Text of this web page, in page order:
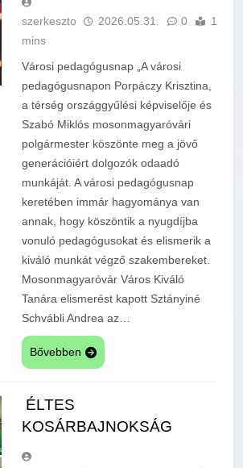
szerkeszto 2026.05.31. 0
1
mins
Városi pedagógusnap „A városi
pedagógusnapon Porpáczy Krisztina,
a térség országgyűlési képviselője és
Szabó Miklós mosonmagyaróvári
polgármester köszönte meg a jövő
generációiért dolgozók odaadó
munkáját. A városi pedagógusnap
keretében immár hagyománya van
annak, hogy köszöntik a nyugdíjba
vonuló pedagógusokat és elismerik a
kiváló munkát végző szakembereket.
Mosonmagyaróvár Város Kiváló
Tanára elismerést kapott Sztányiné
Schvábli Andrea az…
Bővebben
ÉLTES
KOSÁRBAJNOKSÁG